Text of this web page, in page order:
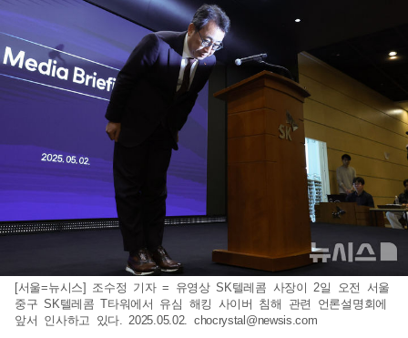
[서울=뉴시스] 조수정 기자 = 유영상 SK텔레콤 사장이 2일 오전 서울
중구 SK텔레콤 T타워에서 유심 해킹 사이버 침해 관련 언론설명회에
앞서 인사하고 있다. 2025.05.02. chocrystal@newsis.com